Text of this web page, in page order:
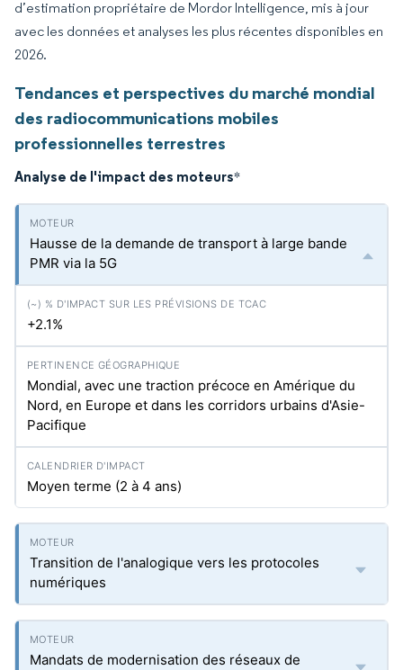
d’estimation propriétaire de Mordor Intelligence, mis à jour
avec les données et analyses les plus récentes disponibles en
2026.
Tendances et perspectives du marché mondial
des radiocommunications mobiles
professionnelles terrestres
Analyse de l'impact des moteurs*
Hausse de la demande de transport à large bande
PMR via la 5G
+2.1%
Mondial, avec une traction précoce en Amérique du
Nord, en Europe et dans les corridors urbains d'Asie-
Pacifique
Moyen terme (2 à 4 ans)
Transition de l'analogique vers les protocoles
numériques
Mandats de modernisation des réseaux de